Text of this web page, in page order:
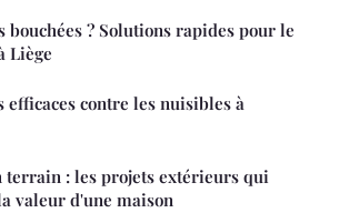
bouchées ? Solutions rapides pour le
Liège
efficaces contre les nuisibles à
terrain : les projets extérieurs qui
valeur d'une maison